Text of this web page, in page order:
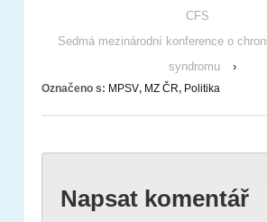
CFS
Sedmá mezinárodní konference o
syndromu
›
Označeno s: MPSV, MZ ČR, Politika
Napsat komentář